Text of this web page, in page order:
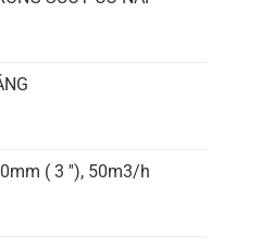
( 3 ''), 50m3/h